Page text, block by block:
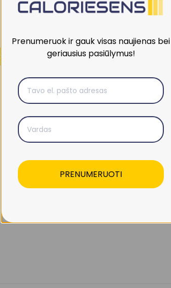
Baltymai
49 · Angliav. 7
vištiena
€7.49
Prenumeruok ir gauk visas naujienas bei
geriausius pasiūlymus!
PRENUMERUOTI